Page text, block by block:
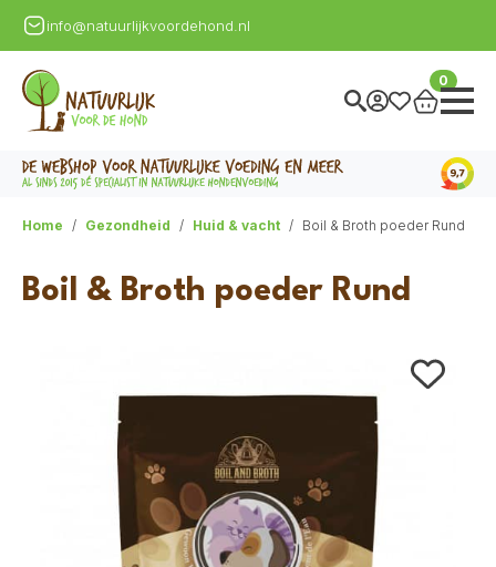
info@natuurlijkvoordehond.nl
0
Home Gezondheid Huid & vacht Boil & Broth poeder Rund
Boil & Broth poeder Rund